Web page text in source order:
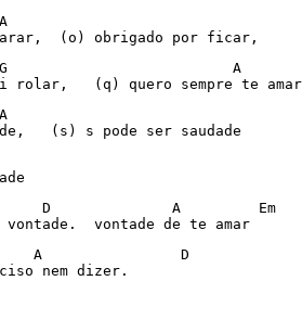
(o) obrigado por ficar,
A
rolar,   (q) quero sempre te
(s) s pode ser saudade
D              A         Em
vontade de te amar
A                D
nem dizer.